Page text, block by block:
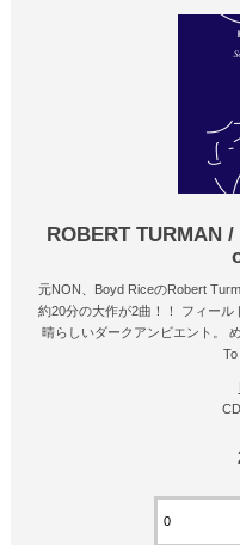
ROBERT TURMAN
元NON、Boyd RiceのRobert
約20分の大作が2曲！！ フィー
晴らしいダークアンビエント。
To